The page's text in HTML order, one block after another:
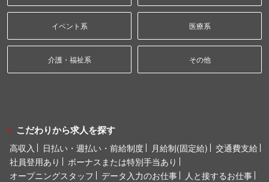
イベント系 医療系
介護・福祉系 その他
こだわりから求人を探す
高収入 日払い・週払い・前給制度 月給制(固定給)
交通費支給
社員登用あり
ボーナスまたは特別手当あり
オープニングスタッフ
データ入力のお仕事 人と接するお仕事